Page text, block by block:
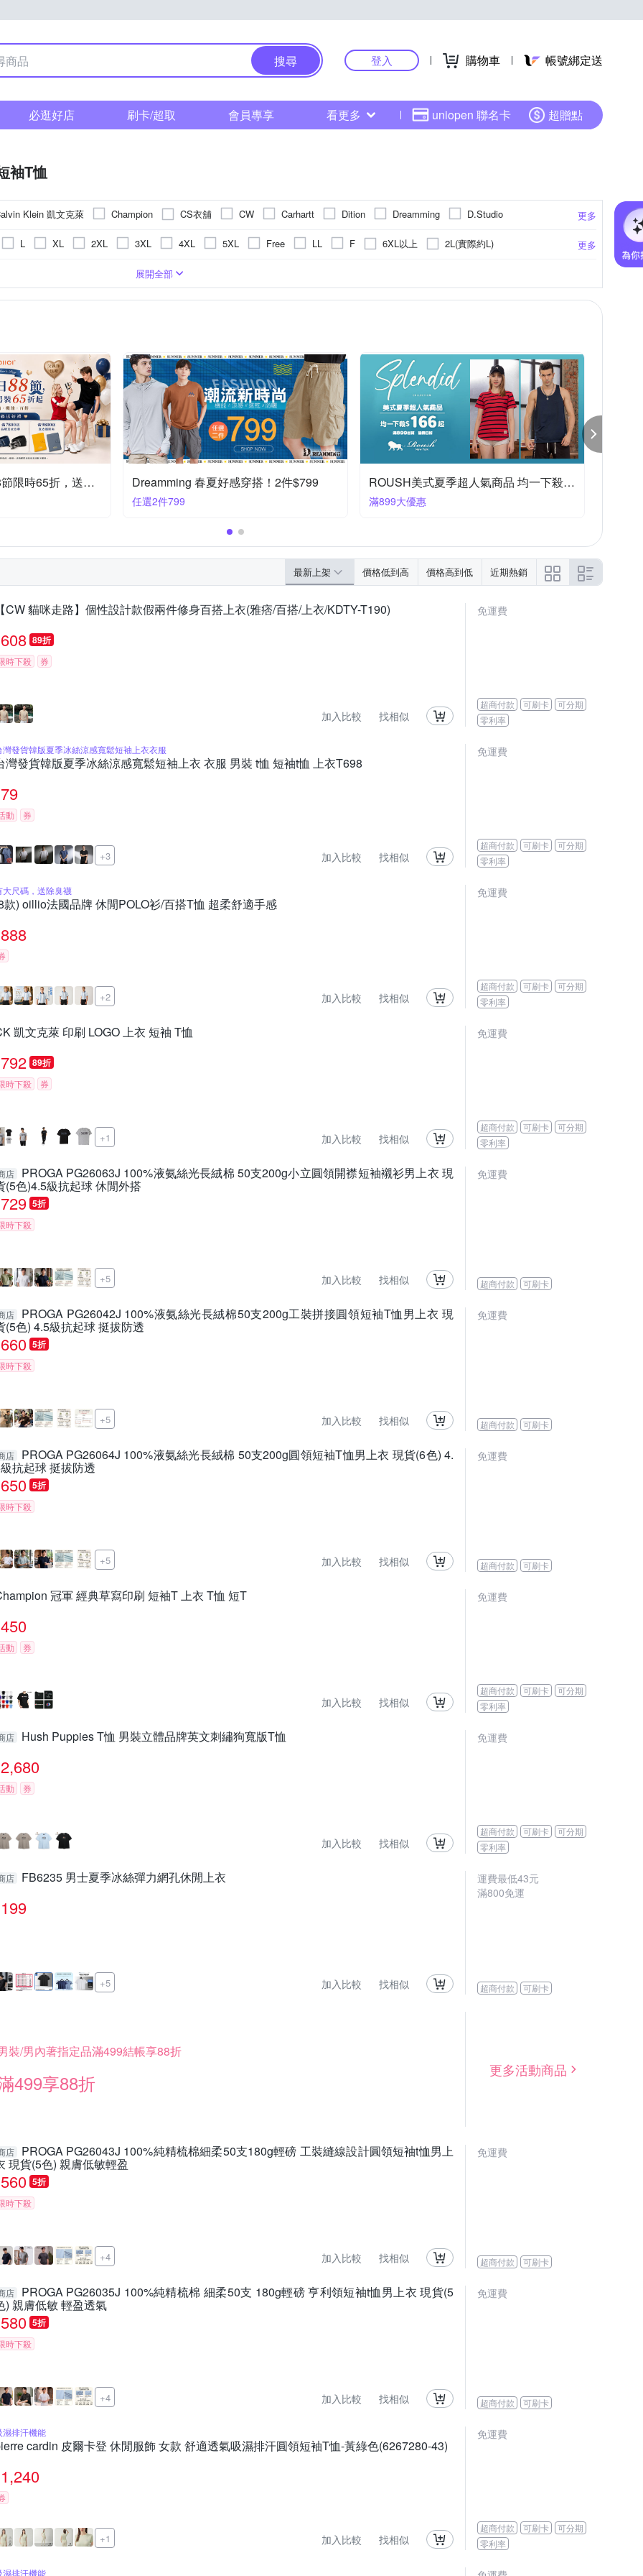
搜尋 登入 購物車 帳號綁定送
必逛好店 刷卡/超取 會員專享 看更多 uniopen 聯名卡 超贈點
袖T恤
更多
Klein 凱文克萊 Champion CS衣舖 CW Carhartt Dition Dreamming
D.Studio
Heart:W 新職人
Heha Minidesign ModaCore 摩達客 moz 瑞典 Mini 嚴選
NoMorre
品牌
更多
L XL 2XL 3XL 4XL 5XL Free LL F 6XL以上
2L(實際約L)
格紋
背心(無袖T恤)
一般版型
展開全部
oillio法國男裝歡慶88節限時65折，送好禮 Dreamming 春夏好感穿搭！2件$799
任選2件799
ROUSH美式夏季超人氣商品 均一下殺$166起
滿899大優惠
最新上架 價格低到高 價格高到低 近期熱銷
CW 貓咪走路】個性設計款假兩件修身百搭上衣(雅痞/百搭/上衣/KDTY-T190)
608 89折
時下殺 券
加入比較 找相似
免運費
超商付款 可刷卡
可分期
零利率
灣發貨韓版夏季冰絲涼感寬鬆短袖上衣衣服
灣發貨韓版夏季冰絲涼感寬鬆短袖上衣 衣服 男裝 t恤 短袖t恤 上衣T698
79
動 券
+3 加入比較 找相似
免運費
超商付款 可刷卡
可分期
零利率
大尺碼，送除臭襪
款) oillio法國品牌 休閒POLO衫/百搭T恤 超柔舒適手感
888
+2 加入比較 找相似
免運費
超商付款 可刷卡
可分期
零利率
凱文克萊 印刷 LOGO 上衣 短袖 T恤
792 89折
時下殺 券
+1 加入比較 找相似
免運費
超商付款 可刷卡
可分期
零利率
店 PROGA PG26063J 100%液氨絲光長絨棉 50支200g小立圓領開襟短袖襯衫男上衣 現
(5色)4.5級抗起球 休閒外搭
729 5折
時下殺
+5 加入比較 找相似
免運費
超商付款 可刷卡
店 PROGA PG26042J 100%液氨絲光長絨棉50支200g工裝拼接圓領短袖T恤男上衣 現
(5色) 4.5級抗起球 挺拔防透
660 5折
時下殺
+5 加入比較 找相似
免運費
超商付款 可刷卡
店 PROGA PG26064J 100%液氨絲光長絨棉 50支200g圓領短袖T恤男上衣 現貨(6色) 4.
抗起球 挺拔防透
650 5折
時下殺
+5 加入比較 找相似
免運費
超商付款 可刷卡
冠軍 經典草寫印刷 短袖T 上衣 T恤 短T
450
動 券
加入比較 找相似
免運費
超商付款 可刷卡
可分期
零利率
店 Hush Puppies T恤 男裝立體品牌英文刺繡狗寬版T恤
2,680
動 券
加入比較 找相似
免運費
超商付款 可刷卡
可分期
零利率
店 FB6235 男士夏季冰絲彈力網孔休閒上衣
199
+5 加入比較 找相似
運費最低43元
滿800免運
超商付款 可刷卡
裝/男內著指定品滿499結帳享88折
499享88折
更多活動商品
店 PROGA PG26043J 100%純精梳棉細柔50支180g輕磅 工裝縫線設計圓領短袖t恤男上
現貨(5色) 親膚低敏輕盈
560 5折
時下殺
+4 加入比較 找相似
免運費
超商付款 可刷卡
店 PROGA PG26035J 100%純精梳棉 細柔50支 180g輕磅 亨利領短袖t恤男上衣 現貨(5
) 親膚低敏 輕盈透氣
580 5折
時下殺
+4 加入比較 找相似
免運費
超商付款 可刷卡
濕排汗機能
cardin 皮爾卡登 休閒服飾 女款 舒適透氣吸濕排汗圓領短袖T恤-黃綠色(6267280-43)
1,240
+1 加入比較 找相似
免運費
超商付款 可刷卡
可分期
零利率
濕排汗機能